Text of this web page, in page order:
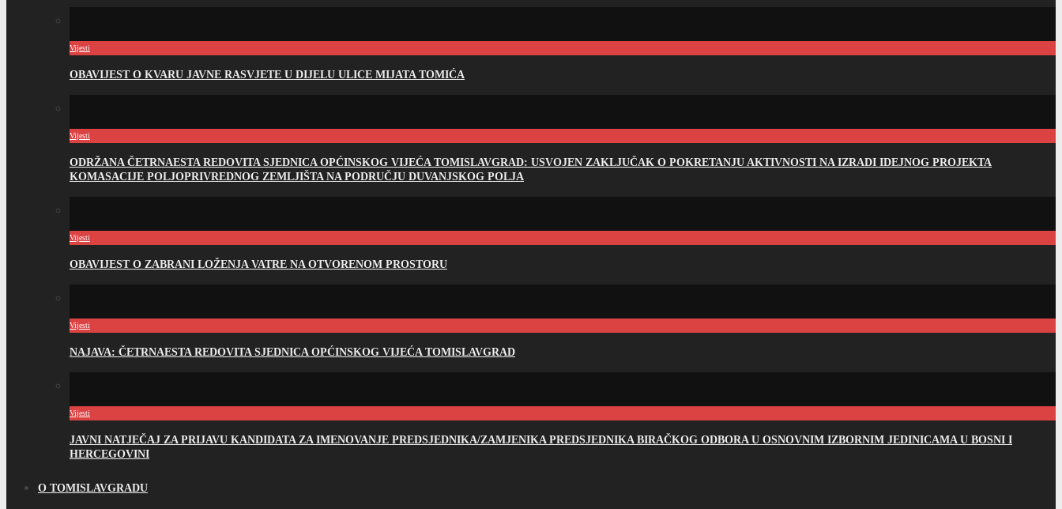
Vijesti
OBAVIJEST O KVARU JAVNE RASVJETE U DIJELU ULICE MIJATA TOMIĆA
Vijesti
ODRŽANA ČETRNAESTA REDOVITA SJEDNICA OPĆINSKOG VIJEĆA TOMISLAVGRAD: USVOJEN ZAKLJUČAK O POKRETANJU AKTIVNOSTI NA IZRADI IDEJNOG PROJEKTA
KOMASACIJE POLJOPRIVREDNOG ZEMLJIŠTA NA PODRUČJU DUVANJSKOG POLJA
Vijesti
OBAVIJEST O ZABRANI LOŽENJA VATRE NA OTVORENOM PROSTORU
Vijesti
NAJAVA: ČETRNAESTA REDOVITA SJEDNICA OPĆINSKOG VIJEĆA TOMISLAVGRAD
Vijesti
JAVNI NATJEČAJ ZA PRIJAVU KANDIDATA ZA IMENOVANJE PREDSJEDNIKA/ZAMJENIKA PREDSJEDNIKA BIRAČKOG ODBORA U OSNOVNIM IZBORNIM JEDINICAMA U BOSNI I
HERCEGOVINI
O TOMISLAVGRADU